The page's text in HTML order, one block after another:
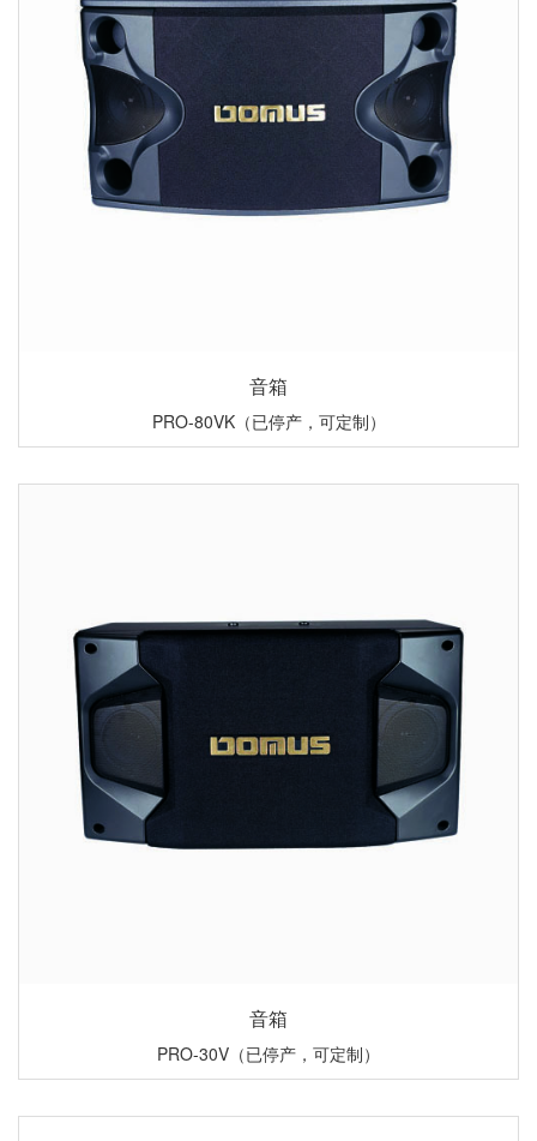
音箱
PRO-80VK（已停产，可定制）
音箱
PRO-30V（已停产，可定制）